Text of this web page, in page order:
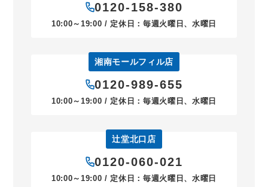
0120-158-380
10:00～19:00 / 定休日：毎週火曜日、水曜日
湘南モールフィル店
0120-989-655
10:00～19:00 / 定休日：毎週火曜日、水曜日
辻堂北口店
0120-060-021
10:00～19:00 / 定休日：毎週火曜日、水曜日